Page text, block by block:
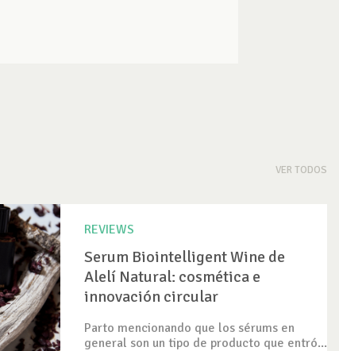
VER TODOS
REVIEWS
Serum Biointelligent Wine de
Alelí Natural: cosmética e
innovación circular
Parto mencionando que los sérums en
general son un tipo de producto que entró...